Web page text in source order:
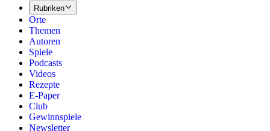
Rubriken
Orte
Themen
Autoren
Spiele
Podcasts
Videos
Rezepte
E-Paper
Club
Gewinnspiele
Newsletter